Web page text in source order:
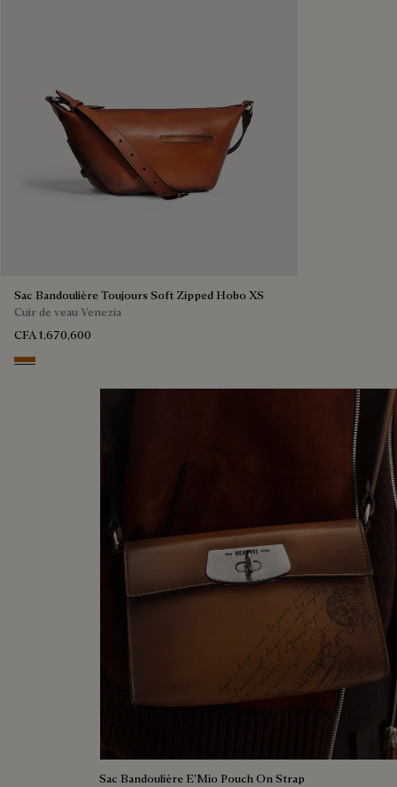
Sac Bandoulière Toujours Soft Zipped Hobo XS
Cuir de veau Venezia
CFA 1,670,600
Arancio Vermiglio
Sac Bandoulière E'Mio Pouch On Strap